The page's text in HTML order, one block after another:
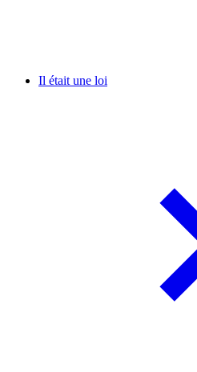
Il était une loi